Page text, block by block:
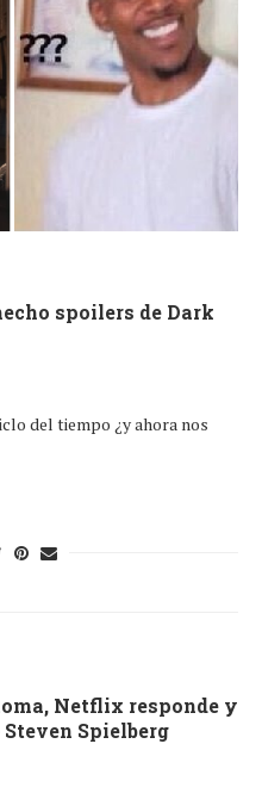
spoilers de Dark
del tiempo ¿y ahora nos
Netflix responde y
Spielberg